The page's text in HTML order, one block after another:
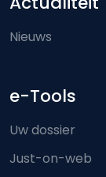
Nieuws
e-Tools
Uw dossier
Just-on-web